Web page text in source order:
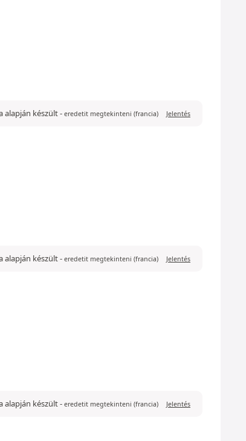
alapján készült- eredetit megtekinteni (francia) Jelentés
alapján készült- eredetit megtekinteni (francia) Jelentés
alapján készült- eredetit megtekinteni (francia) Jelentés